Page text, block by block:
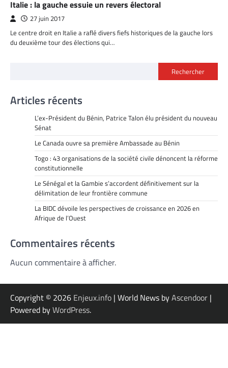
Italie : la gauche essuie un revers électoral
27 juin 2017
Le centre droit en Italie a raflé divers fiefs historiques de la gauche lors
du deuxième tour des élections qui…
Rechercher
Articles récents
L’ex-Président du Bénin, Patrice Talon élu président du nouveau
Sénat
Le Canada ouvre sa première Ambassade au Bénin
Togo : 43 organisations de la société civile dénoncent la réforme
constitutionnelle
Le Sénégal et la Gambie s’accordent définitivement sur la
délimitation de leur frontière commune
La BIDC dévoile les perspectives de croissance en 2026 en
Afrique de l’Ouest
Commentaires récents
Aucun commentaire à afficher.
Copyright © 2026 Enjeux.info | World News byAscendoor |
Powered byWordPress.